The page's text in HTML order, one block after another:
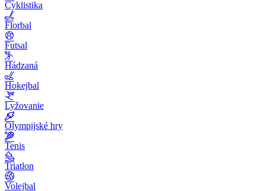
Cyklistika
Florbal
Futsal
Hádzaná
Hokejbal
Lyžovanie
Olympijské hry
Tenis
Triatlon
Volejbal